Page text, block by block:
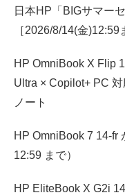
日本HP「BIGサマー
［2026/8/14(金)12:59
HP OmniBook X Flip
Ultra × Copilot+ PC
ノート
HP OmniBook 7 14-fr
12:59 まで）
HP EliteBook X G2i